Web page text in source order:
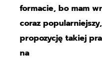
formacie, bo mam
coraz
propozycję takiej
na